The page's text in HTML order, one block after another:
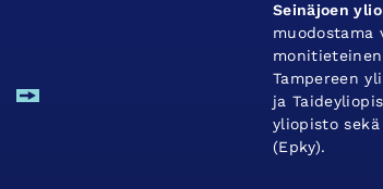
Seinäjoen
muodostama
Tampereen
ja
yliopisto
(Epky).